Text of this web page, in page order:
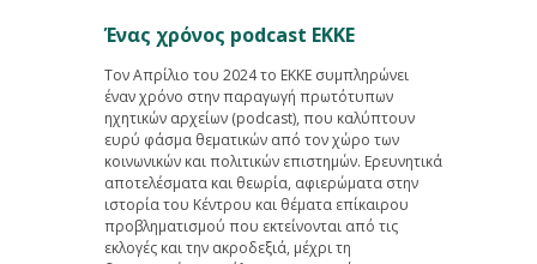
Ένας χρόνος podcast EKKE
Τον Απρίλιο του 2024 το ΕΚΚΕ συμπληρώνει
έναν χρόνο στην παραγωγή πρωτότυπων
ηχητικών αρχείων (podcast), που καλύπτουν
ευρύ φάσμα θεματικών από τον χώρο των
κοινωνικών και πολιτικών επιστημών. Eρευνητικά
αποτελέσματα και θεωρία, αφιερώματα στην
ιστορία του Κέντρου και θέματα επίκαιρου
προβληματισμού που εκτείνονται από τις
εκλογές και την ακροδεξιά, μέχρι τη